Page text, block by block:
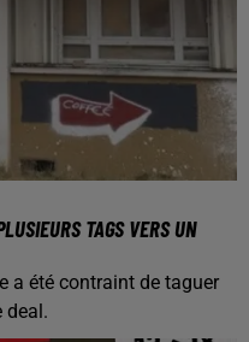
TAGS VERS UN
a été contraint de taguer
deal.